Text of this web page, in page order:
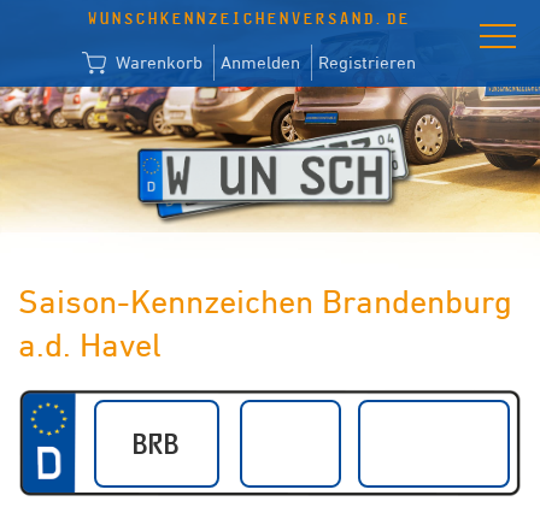
WUNSCHKENNZEICHENVERSAND.DE
Warenkorb Anmelden Registrieren
Saison-Kennzeichen Brandenburg
a.d. Havel